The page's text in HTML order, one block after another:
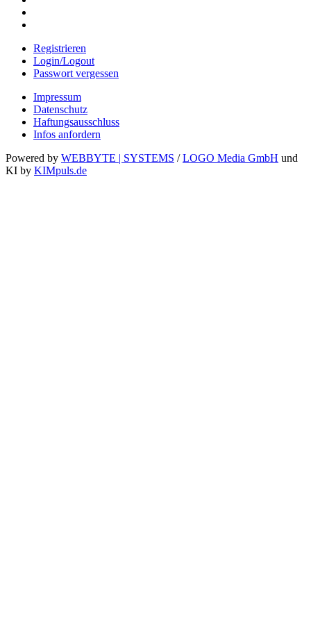
Registrieren
Login/Logout
Passwort vergessen
Impressum
Datenschutz
Haftungsausschluss
Infos anfordern
Powered by WEBBYTE | SYSTEMS /LOGO Media GmbH und
KI by KIMpuls.de